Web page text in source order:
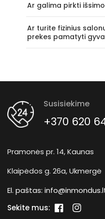
Ar galima pirkti
Ar turite fizinius
prekes pamatyti
Susisiekime
+370 620
Pramonės pr. 14, Kaunas
Klaipėdos g. 26a, Ukmergė
El. paštas:
Sekite mus:
„Facebook“